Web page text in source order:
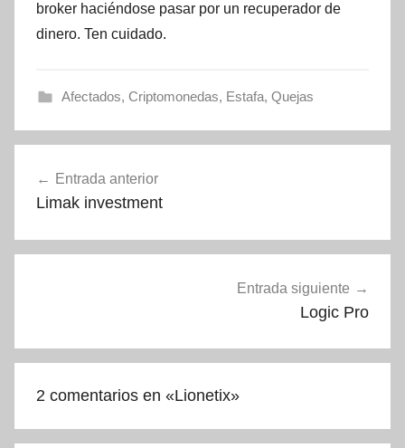
broker haciéndose pasar por un recuperador de
dinero. Ten cuidado.
Afectados, Criptomonedas, Estafa, Quejas
de
Entrada anterior
Limak investment
Entrada siguiente
Logic Pro
2 comentarios en «Lionetix»